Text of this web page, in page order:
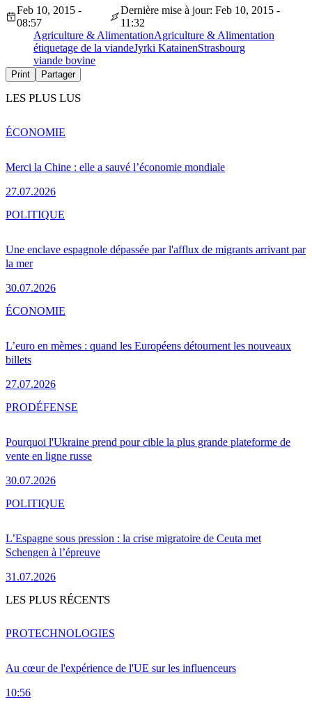
Feb 10, 2015 -
08:57
Dernière mise à jour: Feb 10, 2015 -
11:32
Agriculture & AlimentationAgriculture & Alimentation
étiquetage de la viandeJyrki KatainenStrasbourg
viande bovine
Print Partager
LES PLUS LUS
Merci la Chine : elle a sauvé l’économie mondiale
27.07.2026
ÉCONOMIE
Une enclave espagnole dépassée par l'afflux de migrants arrivant par
la mer
30.07.2026
POLITIQUE
L’euro en mèmes : quand les Européens détournent les nouveaux
billets
27.07.2026
ÉCONOMIE
Pourquoi l'Ukraine prend pour cible la plus grande plateforme de
vente en ligne russe
30.07.2026
PRODÉFENSE
L’Espagne sous pression : la crise migratoire de Ceuta met
Schengen à l’épreuve
31.07.2026
POLITIQUE
LES PLUS RÉCENTS
Au cœur de l'expérience de l'UE sur les influenceurs
10:56
PROTECHNOLOGIES